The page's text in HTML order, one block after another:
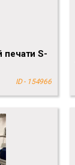
печати S-
ID - 154966